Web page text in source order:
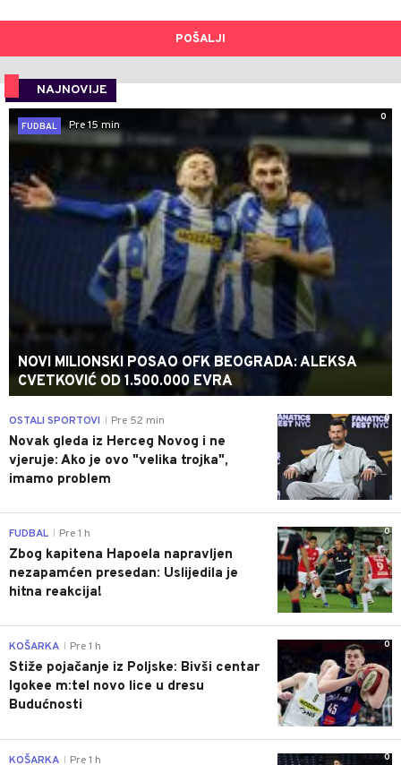
POŠALJI
NAJNOVIJE
0
FUDBAL
Pre 15 min
NOVI MILIONSKI POSAO OFK BEOGRADA: ALEKSA
CVETKOVIĆ OD 1.500.000 EVRA
0
OSTALI SPORTOVI Pre 52 min
Novak gleda iz Herceg Novog i ne
vjeruje: Ako je ovo "velika trojka",
imamo problem
0
FUDBAL Pre 1 h
Zbog kapitena Hapoela napravljen
nezapamćen presedan: Uslijedila je
hitna reakcija!
0
KOŠARKA Pre 1 h
Stiže pojačanje iz Poljske: Bivši centar
Igokee m:tel novo lice u dresu
Budućnosti
0
KOŠARKA Pre 1 h